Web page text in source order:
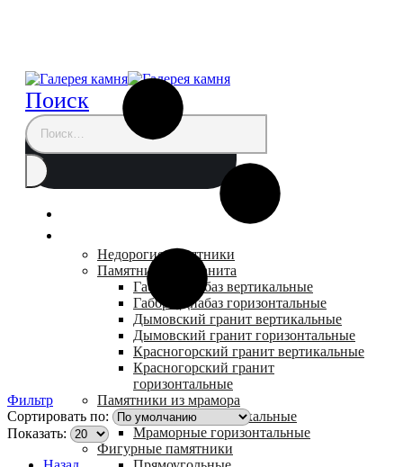
Поиск
Недорогие памятники
Памятники из гранита
Габбро Диабаз вертикальные
Габбро Диабаз горизонтальные
Дымовский гранит вертикальные
Дымовский гранит горизонтальные
Красногорский гранит вертикальные
Красногорский гранит
горизонтальные
Памятники из мрамора
Мраморные вертикальные
Мраморные горизонтальные
Фигурные памятники
Фильтр
Сортировать по:
Показать: